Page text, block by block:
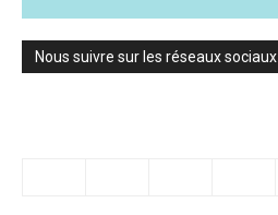
Nous suivre sur les réseaux sociaux